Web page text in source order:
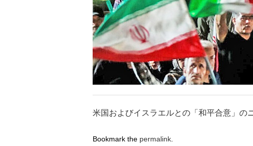
米国およびイスラエルとの「和平合意」の
Bookmark the permalink